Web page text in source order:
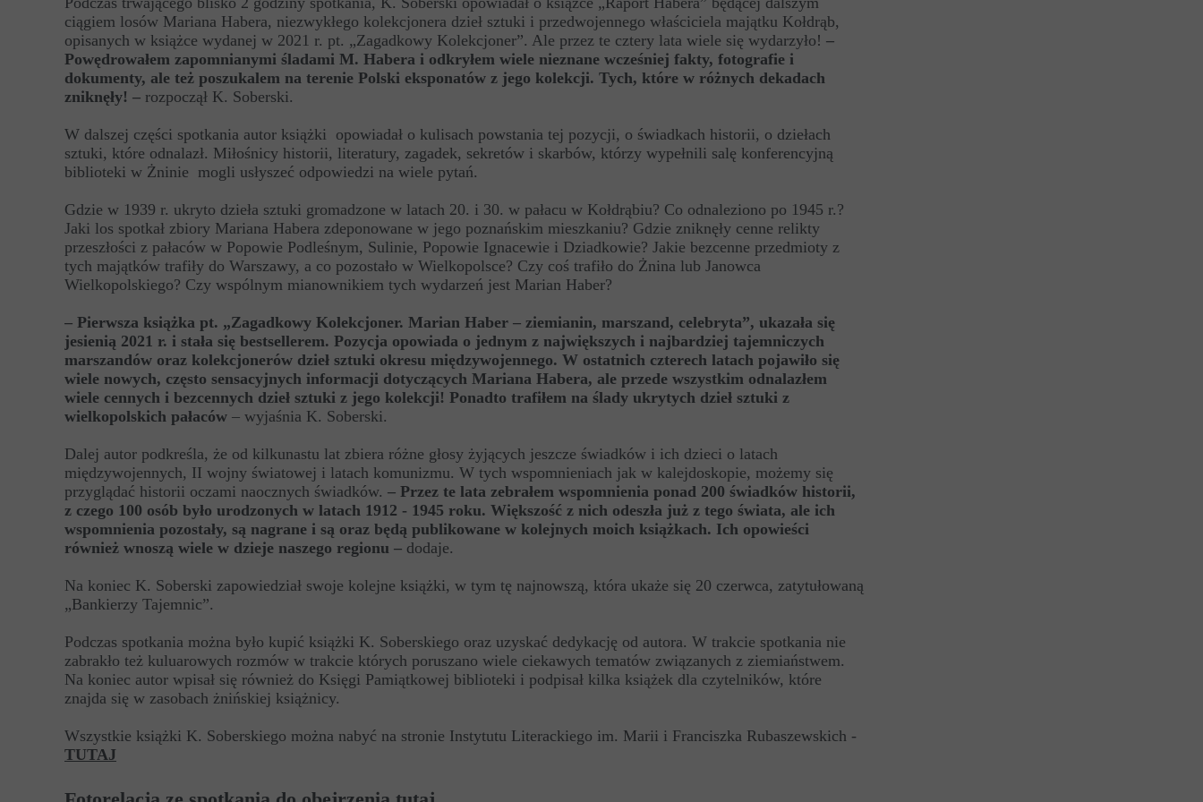
ciągiem losów Mariana Habera, niezwykłego kolekcjonera dzieł sztuki i przedwojennego właściciela majątku Kołdrąb,
opisanych w książce wydanej w 2021 r. pt. „Zagadkowy Kolekcjoner”. Ale przez te cztery lata wiele się wydarzyło! –
Powędrowałem zapomnianymi śladami M. Habera i odkryłem wiele nieznane wcześniej fakty, fotografie i
dokumenty, ale też poszukalem na terenie Polski eksponatów z jego kolekcji. Tych, które w różnych dekadach
zniknęły! – rozpoczął K. Soberski.
W dalszej części spotkania autor książki opowiadał o kulisach powstania tej pozycji, o świadkach historii, o dziełach
sztuki, które odnalazł. Miłośnicy historii, literatury, zagadek, sekretów i skarbów, którzy wypełnili salę konferencyjną
biblioteki w Żninie mogli usłyszeć odpowiedzi na wiele pytań.
Gdzie w 1939 r. ukryto dzieła sztuki gromadzone w latach 20. i 30. w pałacu w Kołdrąbiu? Co odnaleziono po 1945 r.?
Jaki los spotkał zbiory Mariana Habera zdeponowane w jego poznańskim mieszkaniu? Gdzie zniknęły cenne relikty
przeszłości z pałaców w Popowie Podleśnym, Sulinie, Popowie Ignacewie i Dziadkowie? Jakie bezcenne przedmioty z
tych majątków trafiły do Warszawy, a co pozostało w Wielkopolsce? Czy coś trafiło do Żnina lub Janowca
Wielkopolskiego? Czy wspólnym mianownikiem tych wydarzeń jest Marian Haber?
– Pierwsza książka pt. „Zagadkowy Kolekcjoner. Marian Haber – ziemianin, marszand, celebryta”, ukazała się
jesienią 2021 r. i stała się bestsellerem. Pozycja opowiada o jednym z największych i najbardziej tajemniczych
marszandów oraz kolekcjonerów dzieł sztuki okresu międzywojennego. W ostatnich czterech latach pojawiło się
wiele nowych, często sensacyjnych informacji dotyczących Mariana Habera, ale przede wszystkim odnalazłem
wiele cennych i bezcennych dzieł sztuki z jego kolekcji! Ponadto trafiłem na ślady ukrytych dzieł sztuki z
wielkopolskich pałaców – wyjaśnia K. Soberski.
Dalej autor podkreśla, że od kilkunastu lat zbiera różne głosy żyjących jeszcze świadków i ich dzieci o latach
międzywojennych, II wojny światowej i latach komunizmu. W tych wspomnieniach jak w kalejdoskopie, możemy się
przyglądać historii oczami naocznych świadków. – Przez te lata zebrałem wspomnienia ponad 200 świadków historii,
z czego 100 osób było urodzonych w latach 1912 - 1945 roku. Większość z nich odeszła już z tego świata, ale ich
wspomnienia pozostały, są nagrane i są oraz będą publikowane w kolejnych moich książkach. Ich opowieści
również wnoszą wiele w dzieje naszego regionu – dodaje.
Na koniec K. Soberski zapowiedział swoje kolejne książki, w tym tę najnowszą, która ukaże się 20 czerwca, zatytułowaną
„Bankierzy Tajemnic”.
Podczas spotkania można było kupić książki K. Soberskiego oraz uzyskać dedykację od autora. W trakcie spotkania nie
zabrakło też kuluarowych rozmów w trakcie których poruszano wiele ciekawych tematów związanych z ziemiaństwem.
Na koniec autor wpisał się również do Księgi Pamiątkowej biblioteki i podpisał kilka książek dla czytelników, które
znajda się w zasobach żnińskiej książnicy.
Wszystkie książki K. Soberskiego można nabyć na stronie Instytutu Literackiego im. Marii i Franciszka Rubaszewskich -
TUTAJ